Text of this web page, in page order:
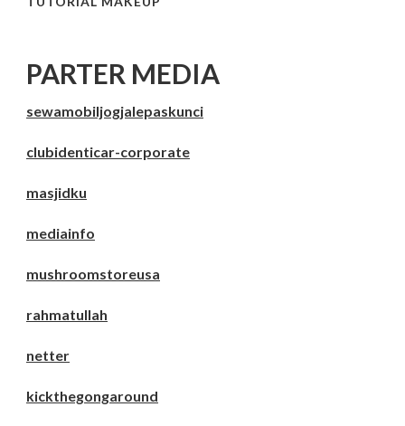
PARTER MEDIA
sewamobiljogjalepaskunci
clubidenticar-corporate
masjidku
mediainfo
mushroomstoreusa
rahmatullah
netter
kickthegongaround